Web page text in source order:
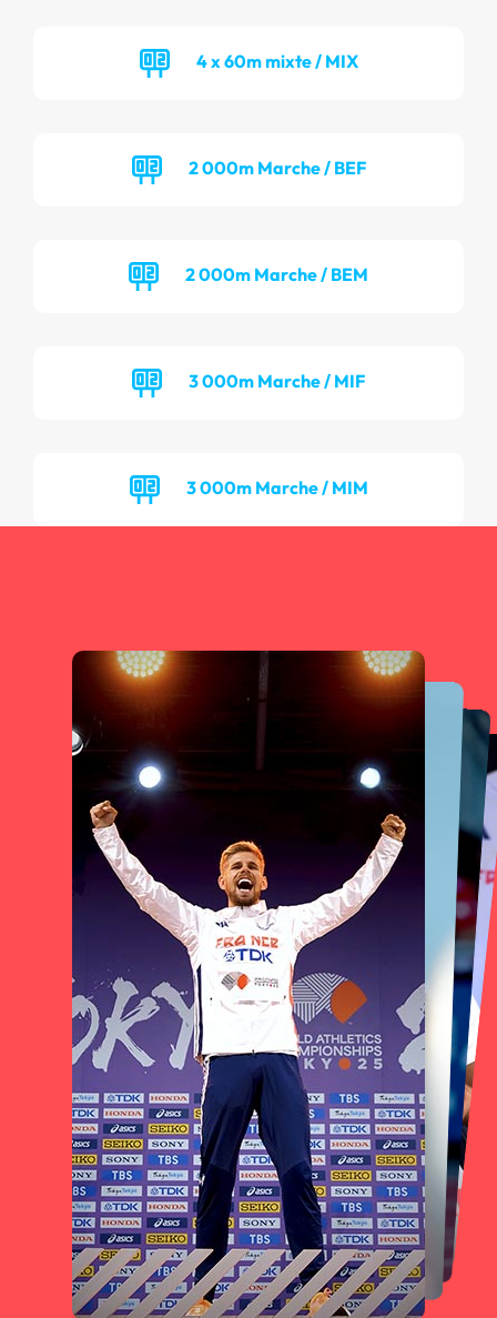
4 x 60m mixte / MIX
2 000m Marche / BEF
2 000m Marche / BEM
3 000m Marche / MIF
3 000m Marche / MIM